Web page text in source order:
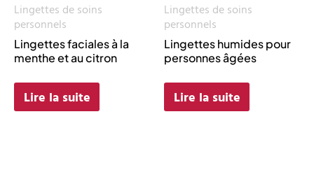
Lingettes de soins
personnels
Lingettes faciales à la
menthe et au citron
Lire la suite
Lingettes de soins
personnels
Lingettes humides pour
personnes âgées
Lire la suite